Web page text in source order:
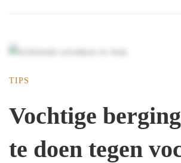
TIPS
Vochtige
te doen tegen